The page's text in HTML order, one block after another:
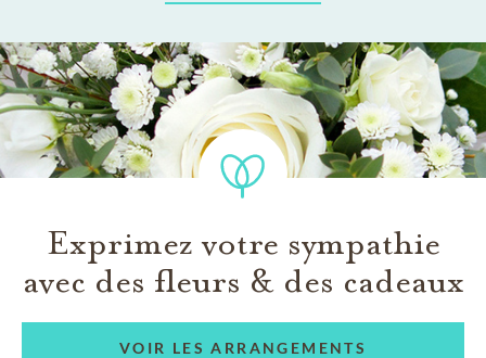
Exprimez votre sympathie
avec des fleurs & des cadeaux
VOIR LES ARRANGEMENTS